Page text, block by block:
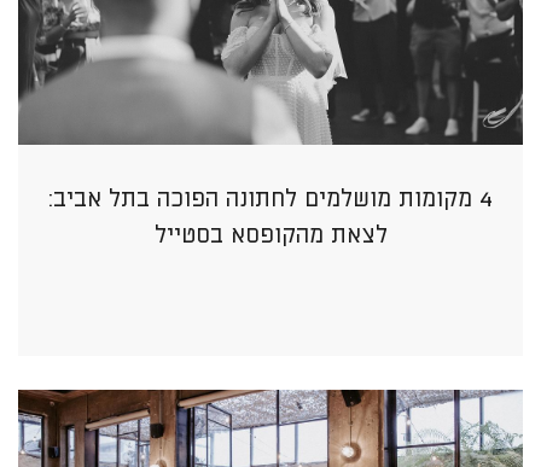
4 מקומות מושלמים לחתונה הפוכה בתל אביב:
לצאת מהקופסא בסטייל